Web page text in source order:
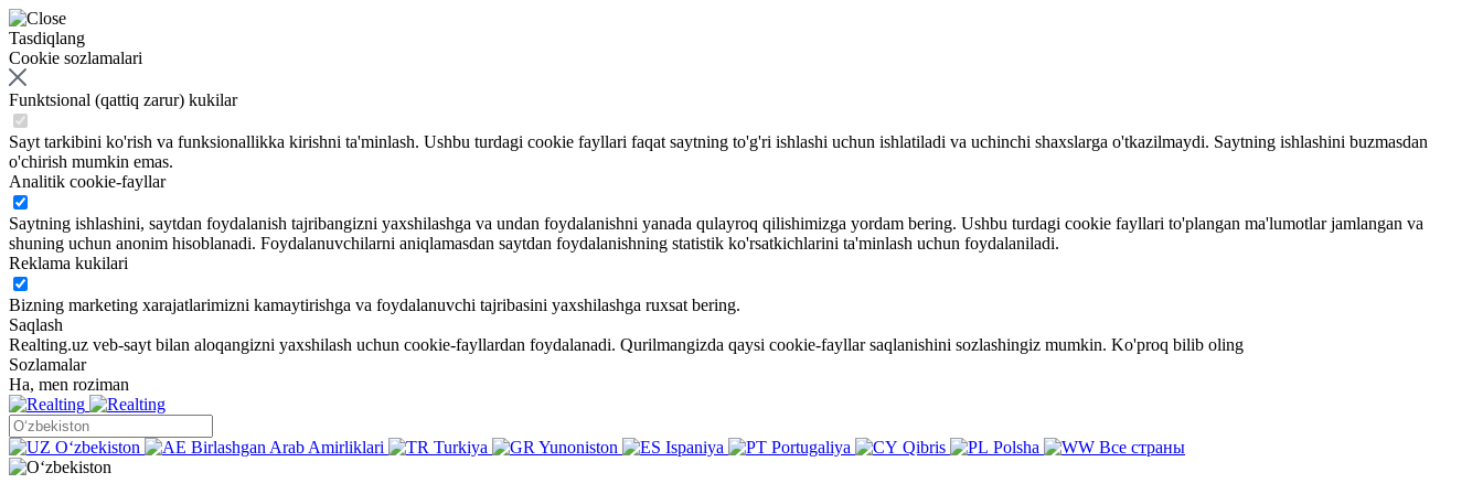
Tasdiqlang
Cookie sozlamalari
Funktsional (qattiq zarur) kukilar
Sayt tarkibini ko'rish va funksionallikka kirishni ta'minlash. Ushbu turdagi cookie fayllari faqat saytning to'g'ri ishlashi uchun ishlatiladi va uchinchi shaxslarga o'tkazilmaydi. Saytning ishlashini buzmasdan
o'chirish mumkin emas.
Analitik cookie-fayllar
Saytning ishlashini, saytdan foydalanish tajribangizni yaxshilashga va undan foydalanishni yanada qulayroq qilishimizga yordam bering. Ushbu turdagi cookie fayllari to'plangan ma'lumotlar jamlangan va
shuning uchun anonim hisoblanadi. Foydalanuvchilarni aniqlamasdan saytdan foydalanishning statistik ko'rsatkichlarini ta'minlash uchun foydalaniladi.
Reklama kukilari
Bizning marketing xarajatlarimizni kamaytirishga va foydalanuvchi tajribasini yaxshilashga ruxsat bering.
Saqlash
Realting.uz veb-sayt bilan aloqangizni yaxshilash uchun cookie-fayllardan foydalanadi. Qurilmangizda qaysi cookie-fayllar saqlanishini sozlashingiz mumkin. Ko'proq bilib oling
Sozlamalar
Ha, men roziman
Oʻzbekiston Birlashgan Arab Amirliklari Turkiya Yunoniston Ispaniya Portugaliya Qibris Polsha Все страны